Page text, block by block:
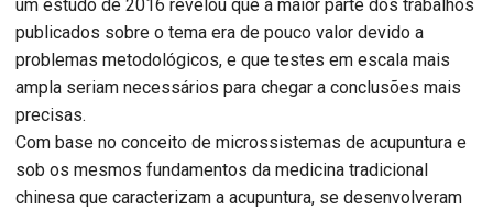
um estudo de 2016 revelou que a maior parte dos trabalhos
publicados sobre o tema era de pouco valor devido a
problemas metodológicos, e que testes em escala mais
ampla seriam necessários para chegar a conclusões mais
precisas.
Com base no conceito de microssistemas de acupuntura e
sob os mesmos fundamentos da medicina tradicional
chinesa que caracterizam a acupuntura, se desenvolveram